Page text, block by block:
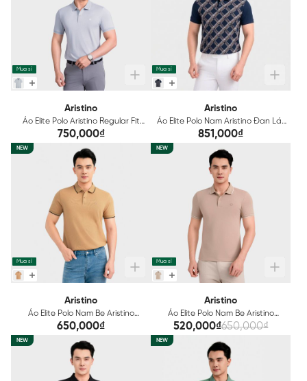
Mua sỉ
Aristino
Áo Elite Polo Aristino Regular Fit
APS211AS0E
750,000₫
Mua sỉ
Aristino
Áo Elite Polo Nam Aristino Đan Lát
APS606EDP01
851,000₫
NEW
Mua sỉ
Aristino
Áo Elite Polo Nam Be Aristino
Cotton Regular Fit APS167S3EC
650,000₫
NEW
Mua sỉ
Aristino
Áo Elite Polo Nam Be Aristino
Cotton Slim Fit APS115S3EC
520,000₫650,000₫
NEW NEW